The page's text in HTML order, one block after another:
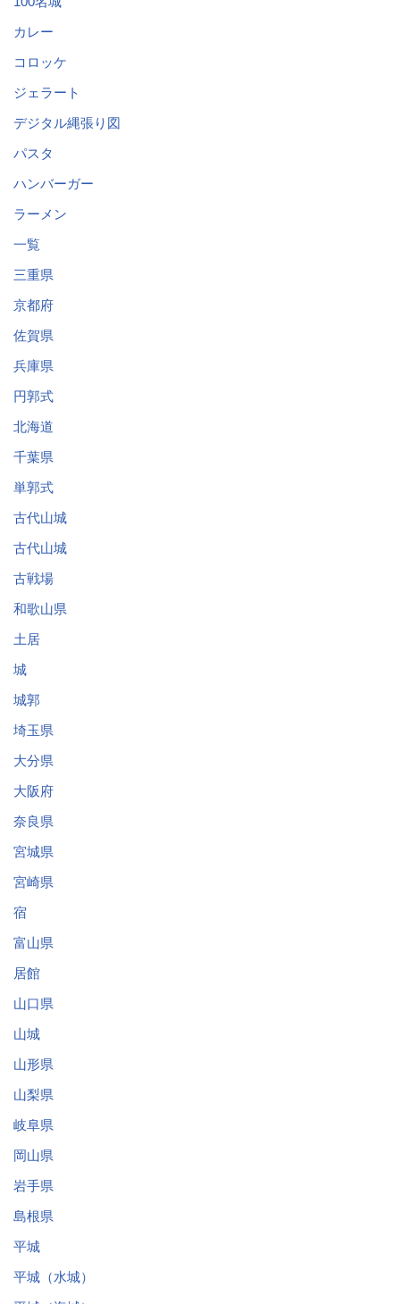
カレー
コロッケ
ジェラート
デジタル縄張り図
パスタ
ハンバーガー
ラーメン
一覧
三重県
京都府
佐賀県
兵庫県
円郭式
北海道
千葉県
単郭式
古代山城
古代山城
古戦場
和歌山県
土居
城
城郭
埼玉県
大分県
大阪府
奈良県
宮城県
宮崎県
宿
富山県
居館
山口県
山城
山形県
山梨県
岐阜県
岡山県
岩手県
島根県
平城
平城（水城）